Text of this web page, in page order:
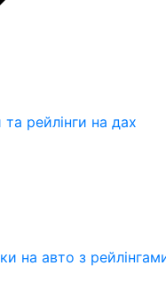
рейлінги на дах